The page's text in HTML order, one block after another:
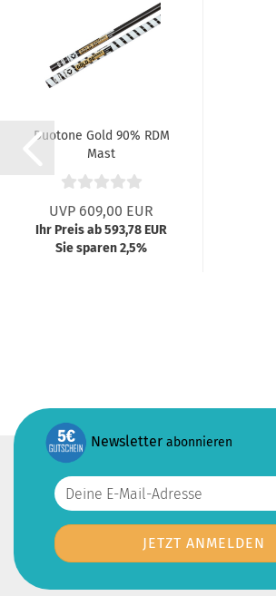
Duotone Gold 90% RDM
Mast
UVP 609,00 EUR
Ihr Preis ab 593,78 EUR
Sie sparen 2,5%
Newsletter abonnieren